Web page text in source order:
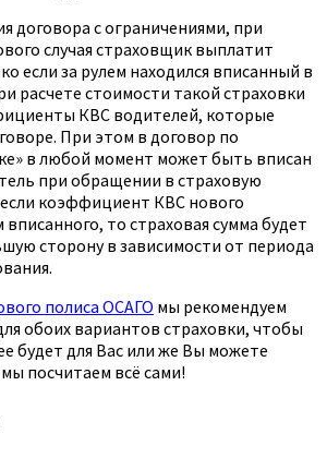
договора с ограничениями, при
случая страховщик выплатит
если за рулем находился вписанный в
расчете стоимости такой страховки
КВС водителей, которые
При этом в договор по
в любой момент может быть вписан
при обращении в страховую
коэффициент КВС нового
то страховая сумма будет
сторону в зависимости от периода
полиса ОСАГО мы рекомендуем
обоих вариантов страховки, чтобы
будет для Вас или же Вы можете
посчитаем всё сами!